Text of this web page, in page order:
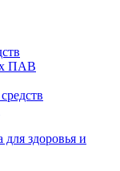
ПАВ
здоровья и